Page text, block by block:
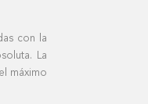
con la
La
máximo